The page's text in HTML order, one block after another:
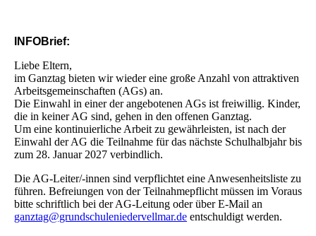
INFOBrief:
Liebe Eltern,
im Ganztag bieten wir wieder eine große Anzahl von attraktiven
Arbeitsgemeinschaften (AGs) an.
Die Einwahl in einer der angebotenen AGs ist freiwillig. Kinder,
die in keiner AG sind, gehen in den offenen Ganztag.
Um eine kontinuierliche Arbeit zu gewährleisten, ist nach der
Einwahl der AG die Teilnahme für das nächste Schulhalbjahr bis
zum 28. Januar 2027 verbindlich.
Die AG-Leiter/-innen sind verpflichtet eine Anwesenheitsliste zu
führen. Befreiungen von der Teilnahmepflicht müssen im Voraus
bitte schriftlich bei der AG-Leitung oder über E-Mail an
ganztag@grundschuleniedervellmar.de entschuldigt werden.